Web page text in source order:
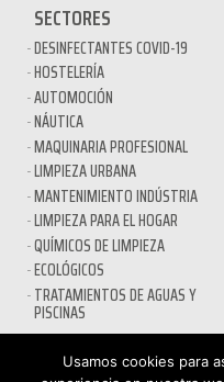
SECTORES
DESINFECTANTES COVID-19
HOSTELERÍA
AUTOMOCIÓN
NÁUTICA
MAQUINARIA PROFESIONAL
LIMPIEZA URBANA
MANTENIMIENTO INDÚSTRIA
LIMPIEZA PARA EL HOGAR
QUÍMICOS DE LIMPIEZA
ECOLÓGICOS
TRATAMIENTOS DE AGUAS Y
PISCINAS
Usamos cookies para